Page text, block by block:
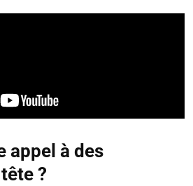
appel à des
?